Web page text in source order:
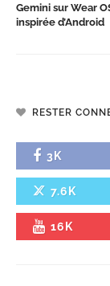
Gemini sur Wear
inspirée d’Android
RESTER
3K
7.6K
16K